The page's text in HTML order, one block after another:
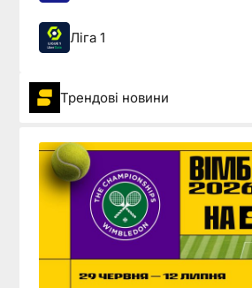
Ліга 1
Трендові новини